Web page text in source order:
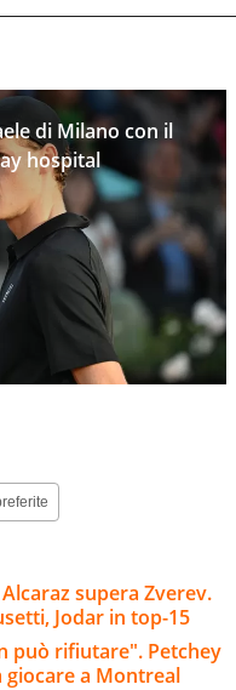
di Milano con il
hospital
supera Zverev.
Jodar in top-15
può rifiutare". Petchey
giocare a Montreal